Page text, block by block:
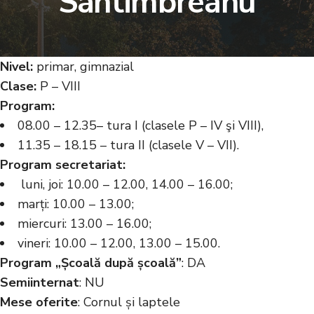
Nivel: primar, gimnazial
Clase: P – VIII
Program:
08.00 – 12.35– tura I (clasele P – IV şi VIII),
11.35 – 18.15 – tura II (clasele V – VII).
Program secretariat:
luni, joi: 10.00 – 12.00, 14.00 – 16.00;
marți: 10.00 – 13.00;
miercuri: 13.00 – 16.00;
vineri: 10.00 – 12.00, 13.00 – 15.00.
Program „Școală după școală”: DA
Semiinternat: NU
Mese oferite: Cornul și laptele